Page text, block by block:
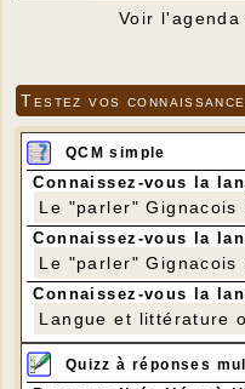
Voir
Testez vos
QCM simple
Connaissez-vous la
Le "parler" Gignacois
Connaissez-vous la
Le "parler" Gignacois
Connaissez-vous la
Langue et littérature
Quizz à réponses